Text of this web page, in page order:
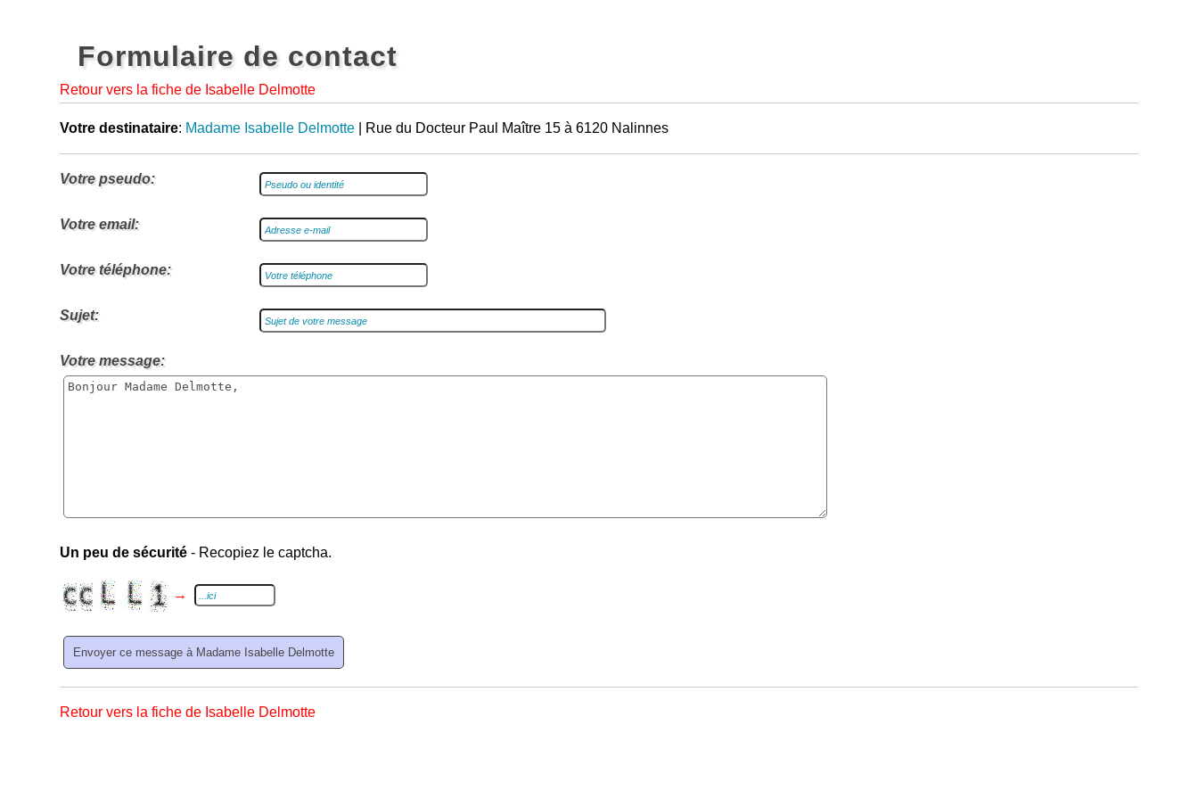
Formulaire de contact
Retour vers la fiche de Isabelle Delmotte
Votre destinataire: Madame Isabelle Delmotte | Rue du Docteur Paul Maître 15 à 6120 Nalinnes
Votre pseudo:
Votre email:
Votre téléphone:
Sujet:
Votre message:
Un peu de sécurité - Recopiez le captcha.
→
Retour vers la fiche de Isabelle Delmotte